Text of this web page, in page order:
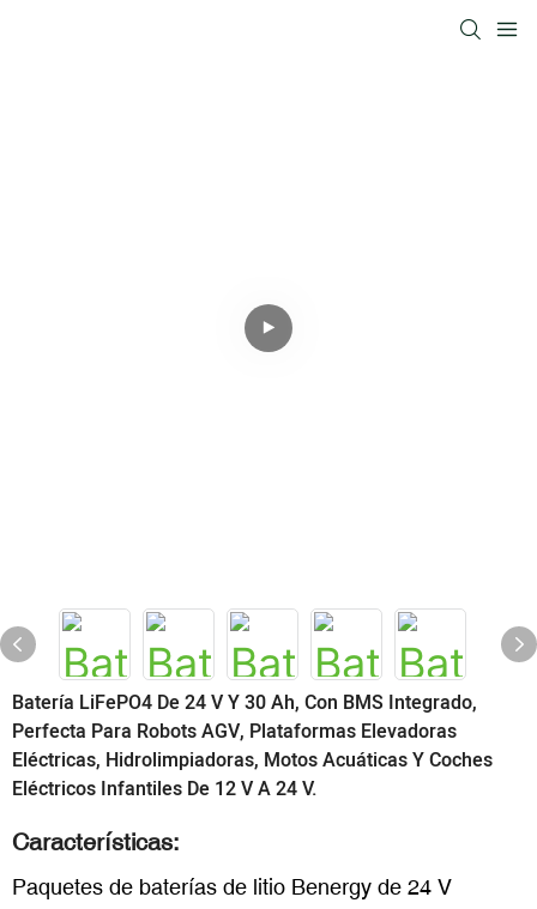
Batería LiFePO4 De 24 V Y 30 Ah, Con BMS Integrado,
Perfecta Para Robots AGV, Plataformas Elevadoras
Eléctricas, Hidrolimpiadoras, Motos Acuáticas Y Coches
Eléctricos Infantiles De 12 V A 24 V.
Características:
Paquetes de baterías de litio Benergy de 24 V